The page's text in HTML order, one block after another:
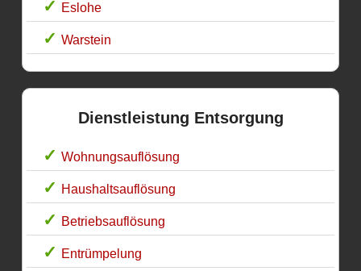
Eslohe
Warstein
Dienstleistung Entsorgung
Wohnungsauflösung
Haushaltsauflösung
Betriebsauflösung
Entrümpelung